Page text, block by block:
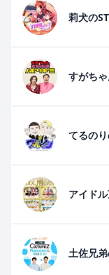
莉犬の
すがち
てるの
アイド
土佐兄